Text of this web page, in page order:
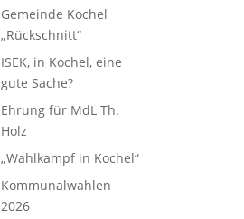
Gemeinde Kochel
„Rückschnitt“
ISEK, in Kochel, eine
gute Sache?
Ehrung für MdL Th.
Holz
„Wahlkampf in Kochel“
Kommunalwahlen
2026